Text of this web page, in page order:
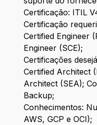
Certificação: ITIL
Certificação
Certified Engineer
Engineer (SCE);
Certificações
Certified Architect
Architect (SEA);
Backup;
Conhecimentos:
AWS, GCP e OCI);